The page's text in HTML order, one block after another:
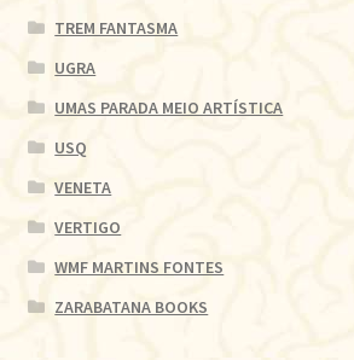
TREM FANTASMA
UGRA
UMAS PARADA MEIO ARTÍSTICA
USQ
VENETA
VERTIGO
WMF MARTINS FONTES
ZARABATANA BOOKS